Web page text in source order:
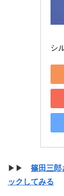
シ
▶▶ 篠田三郎
ックしてみる